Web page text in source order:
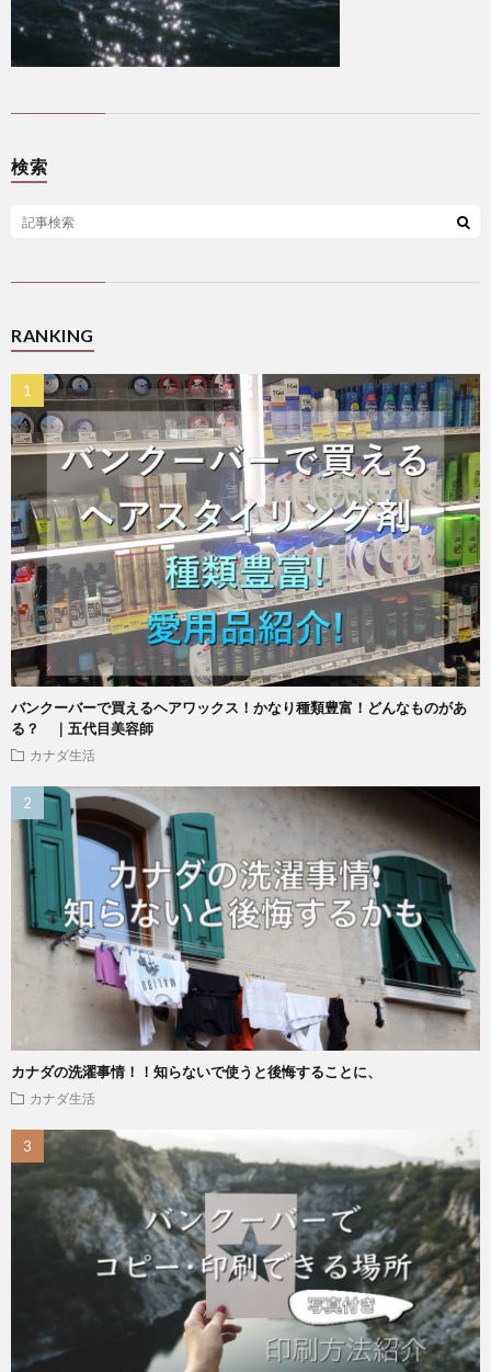
検索
RANKING
バンクーバーで買えるヘアワックス！かなり種類豊富！どんなものがあ
る？ ｜五代目美容師
カナダ生活
カナダの洗濯事情！！知らないで使うと後悔することに、
カナダ生活